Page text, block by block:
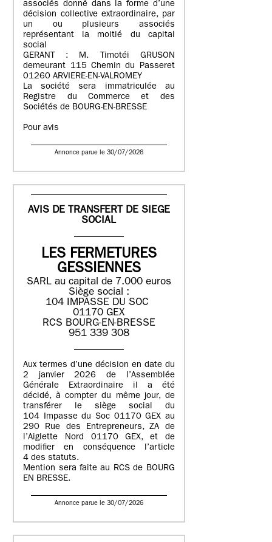
associés donné dans la forme d’une
décision collective extraordinaire, par
un ou plusieurs associés
représentant la moitié du capital
social
GERANT : M. Timotéi GRUSON
demeurant 115 Chemin du Passeret
01260 ARVIERE-EN-VALROMEY
La société sera immatriculée au
Registre du Commerce et des
Sociétés de BOURG-EN-BRESSE
Pour avis
Annonce parue le 30/07/2026
AVIS DE TRANSFERT DE SIEGE
SOCIAL
LES FERMETURES
GESSIENNES
SARL au capital de 7.000 euros
Siège social :
104 IMPASSE DU SOC
01170 GEX
RCS BOURG-EN-BRESSE
951 339 308
Aux termes d’une décision en date du
2 janvier 2026 de l’Assemblée
Générale Extraordinaire il a été
décidé, à compter du même jour, de
transférer le siège social du
104 Impasse du Soc 01170 GEX au
290 Rue des Entrepreneurs, ZA de
l’Aiglette Nord 01170 GEX, et de
modifier en conséquence l’article
4 des statuts.
Mention sera faite au RCS de BOURG
EN BRESSE.
Annonce parue le 30/07/2026